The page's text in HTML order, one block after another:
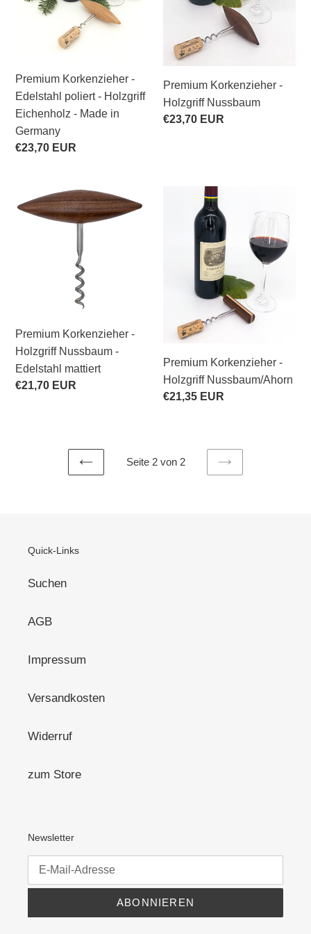
Eichenholz
Germany
Premium Korkenzieher -
Edelstahl poliert - Holzgriff
Eichenholz - Made in
Germany
Normaler
€23,70 EUR
Premium Korkenzieher -
Holzgriff Nussbaum
Normaler
€23,70 EUR
Premium
Korkenzieher
Premium Korkenzieher -
Holzgriff Nussbaum -
Edelstahl mattiert
Normaler
€21,70 EUR
Premium
Korkenzieher
Holzgriff
Nussbaum/Ahorn
Premium Korkenzieher -
Holzgriff Nussbaum/Ahorn
Normaler
€21,35 EUR
VORHERIGE
Seite 2 von 2
NÄCHSTE
Quick-Links
Suchen
AGB
Impressum
Versandkosten
Widerruf
zum Store
Newsletter
ABONNIEREN